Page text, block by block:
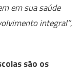
em sua saúde
integral”,
são os